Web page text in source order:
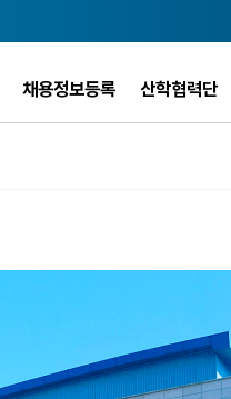
채용정보등록 산학협력단